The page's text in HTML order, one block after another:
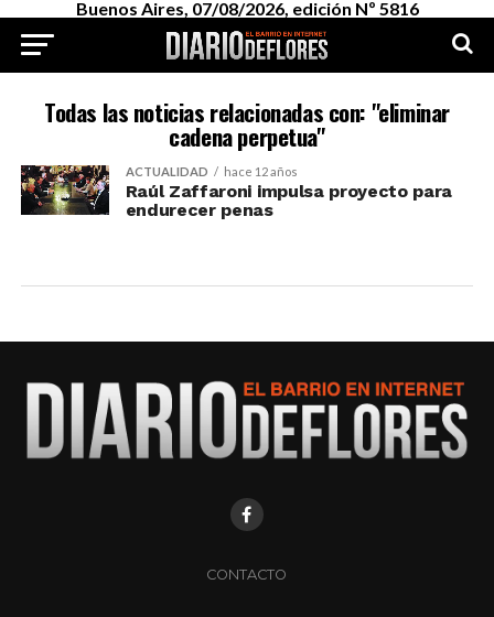
Buenos Aires, 07/08/2026, edición Nº 5816
Todas las noticias relacionadas con: "eliminar
cadena perpetua"
ACTUALIDAD hace 12 años
Raúl Zaffaroni impulsa proyecto para
endurecer penas
CONTACTO